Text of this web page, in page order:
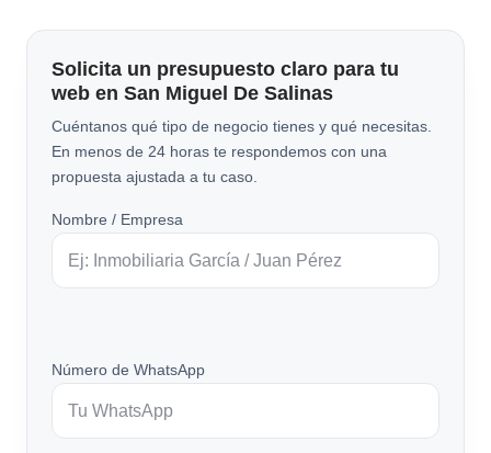
Solicita un presupuesto claro para tu
web en San Miguel De Salinas
Cuéntanos qué tipo de negocio tienes y qué necesitas.
En menos de 24 horas te respondemos con una
propuesta ajustada a tu caso.
Nombre / Empresa
Número de WhatsApp